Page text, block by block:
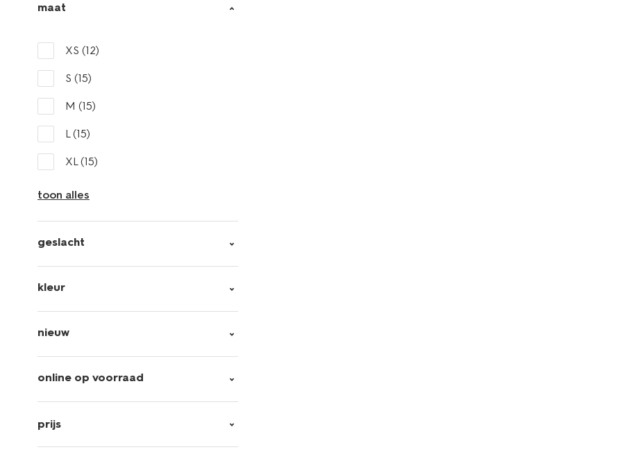
maat
XS (12)
S (15)
M (15)
L(15)
XL(15)
toon alles
geslacht
kleur
nieuw
online op voorraad
prijs